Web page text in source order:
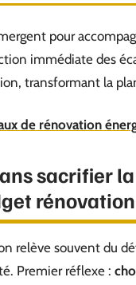
pour
immédiate des
transformant la
de rénovation
sacrifier
rénovation
relève souvent du
Premier réflexe :